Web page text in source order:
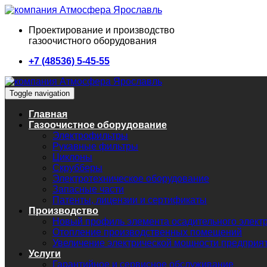
Проектирование и производство
газоочистного оборудования
+7 (48536) 5-45-55
Toggle navigation
Главная
Газоочистное оборудование
Электрофильтры
Рукавные фильтры
Циклоны
Скрубберы
Электротехническое оборудование
Запасные части
Патенты, лицензии и сертификаты
Производство
Новый профиль элемента осадительного
Отопление производственных помещений
Увеличение электрической мощности
Услуги
Гарантийное и сервисное обслуживание